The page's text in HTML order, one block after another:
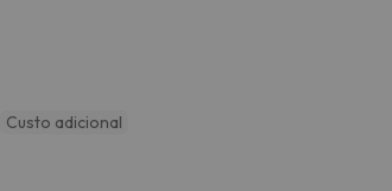
Custo adicional